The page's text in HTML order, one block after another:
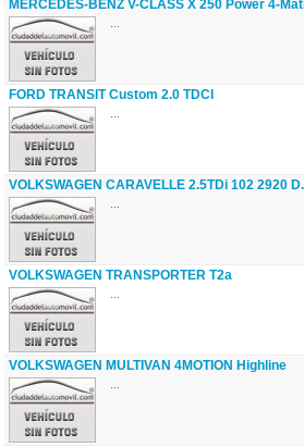
MERCEDES-BENZ V-CLASS X 250 Power 4-
FORD TRANSIT Custom 2.0 TDCI
VOLKSWAGEN CARAVELLE 2.5TDi 102 2920
VOLKSWAGEN TRANSPORTER T2a
VOLKSWAGEN MULTIVAN 4MOTION Highline